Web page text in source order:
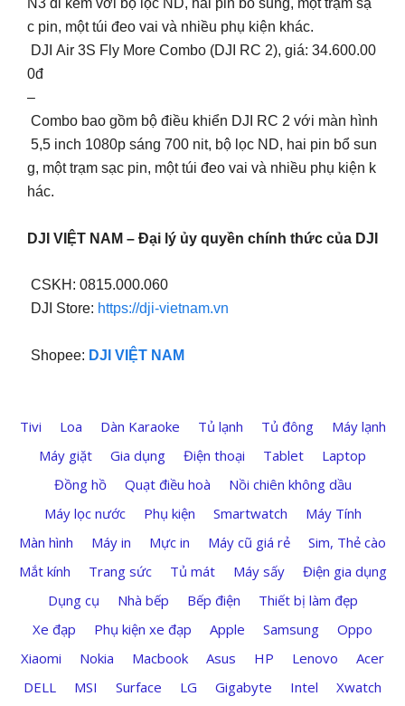
N3 đi kèm với bộ lọc ND, hai pin bổ sung, một trạm sạ
c pin, một túi đeo vai và nhiều phụ kiện khác.
DJI Air 3S Fly More Combo (DJI RC 2), giá: 34.600.00
0đ
–
Combo bao gồm bộ điều khiển DJI RC 2 với màn hình
5,5 inch 1080p sáng 700 nit, bộ lọc ND, hai pin bổ sun
g, một trạm sạc pin, một túi đeo vai và nhiều phụ kiện k
hác.
DJI VIỆT NAM – Đại lý ủy quyền chính thức của DJI
CSKH: 0815.000.060
DJI Store: https://dji-vietnam.vn
Shopee: DJI VIỆT NAM
Tivi Loa Dàn Karaoke Tủ lạnh Tủ đông
Máy lạnh
Máy giặt
Gia dụng Điện thoại Tablet
Laptop
Đồng hồ
Quạt điều hoà
Nồi chiên không dầu
Máy lọc nước
Phụ kiện Smartwatch
Máy Tính
Màn hình
Máy in Mực in Máy cũ giá rẻ
Sim, Thẻ cào
Mắt kính
Trang sức Tủ mát Máy sấy
Điện gia dụng
Dụng cụ
Nhà bếp Bếp điện
Thiết bị làm đẹp
Xe đạp
Phụ kiện xe đạp Apple Samsung
Oppo
Xiaomi
Nokia Macbook Asus HP Lenovo
Acer
DELL
MSI Surface LG Gigabyte Intel Xwatch